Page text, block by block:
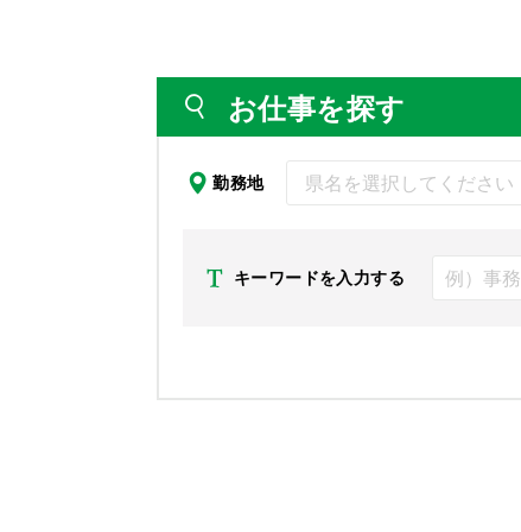
お仕事を探す
勤務地
キーワードを入力する